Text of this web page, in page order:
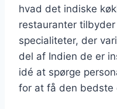
hvad det indiske
restauranter
specialiteter, der
del af Indien de er
idé at spørge
for at få den bedste